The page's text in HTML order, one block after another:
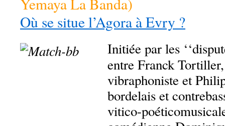
Où se situe l’Agora à Evry ?
Initiée par les
entre Franck
vibraphoniste et
bordelais et
vitico-